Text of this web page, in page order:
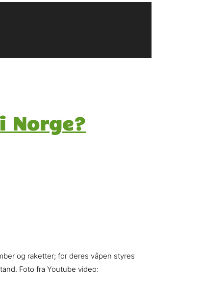
Norge?
og raketter; for deres våpen styres
Foto fra Youtube video: